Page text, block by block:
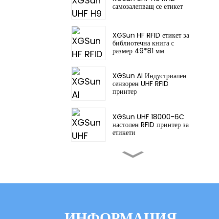
самозалепващ се етикет
XGSun HF RFID етикет за
библиотечна книга с
размер 49*81 мм
XGSun AI Индустриален
сензорен UHF RFID
принтер
XGSun UHF 18000-6C
настолен RFID принтер за
етикети
XGSun Индустриален UHF
етикет върху метал